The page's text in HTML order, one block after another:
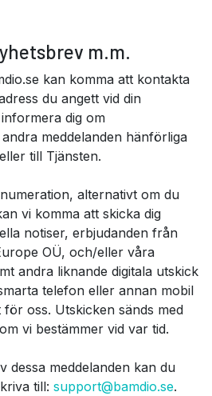
m.m.
kan komma att kontakta
du angett vid din
dig om
meddelanden hänförliga
till Tjänsten.
alternativt om du
vi komma att skicka dig
notiser, erbjudanden från
OÜ, och/eller våra
andra liknande digitala utskick
telefon eller annan mobil
oss. Utskicken sänds med
vi bestämmer vid var tid.
dessa meddelanden kan du
till: support@bamdio.se.